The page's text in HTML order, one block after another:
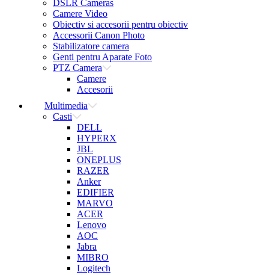
DSLR Cameras
Camere Video
Obiectiv si accesorii pentru obiectiv
Accessorii Canon Photo
Stabilizatore camera
Genti pentru Aparate Foto
PTZ Camera
Camere
Accesorii
Multimedia
Casti
DELL
HYPERX
JBL
ONEPLUS
RAZER
Anker
EDIFIER
MARVO
ACER
Lenovo
AOC
Jabra
MIBRO
Logitech